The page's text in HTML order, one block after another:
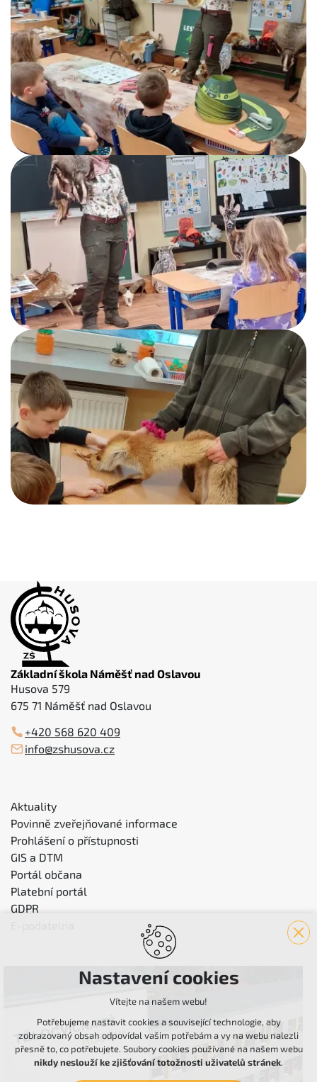
Základní škola Náměšť nad Oslavou
Husova 579
675 71 Náměšť nad Oslavou
+420 568 620 409
info@zshusova.cz
Aktuality
Povinně zveřejňované informace
Prohlášení o přístupnosti
GIS a DTM
Portál občana
Platební portál
GDPR
Nastavení cookies
Vítejte na našem webu!
Potřebujeme nastavit cookies a související technologie, aby
zobrazovaný obsah odpovídal vašim potřebám a vy na webu nalezli
přesně to, co potřebujete. Soubory cookies používané na našem webu
nikdy neslouží ke zjišťování totožnosti uživatelů stránek.